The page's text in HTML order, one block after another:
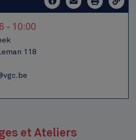
- 10:00
118
et Ateliers